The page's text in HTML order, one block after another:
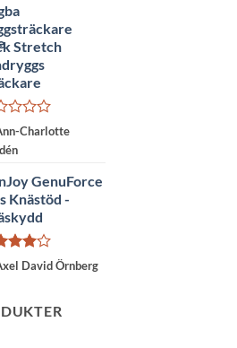
Stretch
Charlotte
GenuForce
Knästöd -
David Örnberg